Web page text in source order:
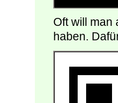
Oft will man
haben.